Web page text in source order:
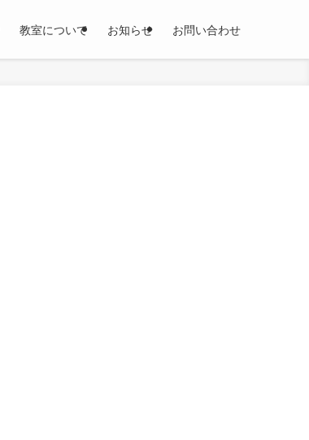
教室について お知らせ お問い合わせ